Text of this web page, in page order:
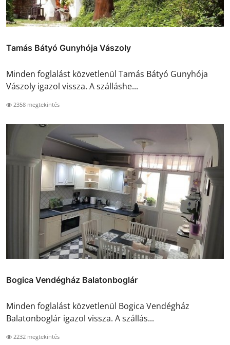
Tamás Bátyó Gunyhója Vászoly
Minden foglalást közvetlenül Tamás Bátyó Gunyhója
Vászoly igazol vissza. A szálláshe...
2358 megtekintés
Bogica Vendégház Balatonboglár
Minden foglalást közvetlenül Bogica Vendégház
Balatonboglár igazol vissza. A szállás...
2232 megtekintés